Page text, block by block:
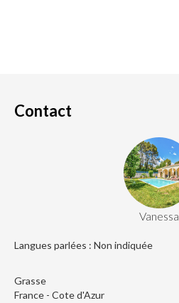
Contact
Vanessa
Langues parlées : Non indiquée
Grasse
France - Cote d'Azur